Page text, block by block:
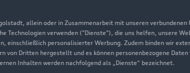
allein oder in Zusammenarbeit mit unseren
Technologien verwenden ("Dienste"), die uns helfen, unsere
einschließlich personalisierter Werbung. Zudem binden wir
von Dritten hergestellt und es können personenbezogene
Inhalten werden nachfolgend als „Dienste“ bezeichnet.
Geschäftskunden
Über Audi